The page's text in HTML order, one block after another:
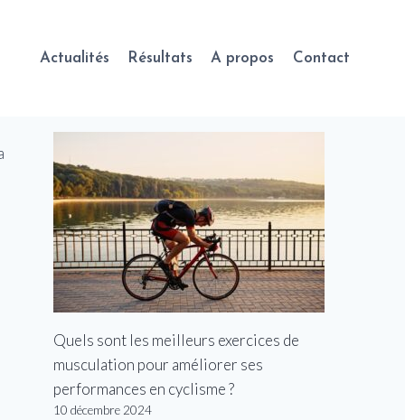
Actualités Résultats A propos Contact
Quels sont les meilleurs exercices de
musculation pour améliorer ses
performances en cyclisme ?
10 décembre 2024